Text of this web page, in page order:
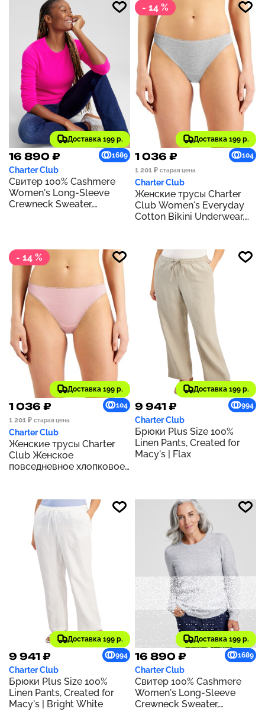
Доставка 199 р.
16 890 ₽ 1689
Charter Club
Свитер 100% Cashmere
Women's Long-Sleeve
Crewneck Sweater,
- 14 %
Доставка 199 р.
1 036 ₽
104
1 201 ₽ старая цена
Charter Club
Женские трусы Charter
Club Women's Everyday
Cotton Bikini Underwear,
- 14 %
Доставка 199 р.
1 036 ₽
104
1 201 ₽ старая цена
Charter Club
Женские трусы Charter
Club Женское
повседневное хлопковое
Доставка 199 р.
9 941 ₽ 994
Charter Club
Брюки Plus Size 100%
Linen Pants, Created for
Macy's | Flax
Доставка 199 р.
9 941 ₽ 994
Charter Club
Брюки Plus Size 100%
Linen Pants, Created for
Macy's | Bright White
Доставка 199 р.
16 890 ₽ 1689
Charter Club
Свитер 100% Cashmere
Women's Long-Sleeve
Crewneck Sweater,